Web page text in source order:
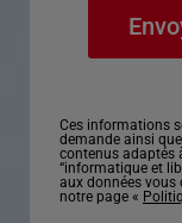
Ces informations
demande ainsi
contenus adaptés
“informatique et
aux données
notre page «